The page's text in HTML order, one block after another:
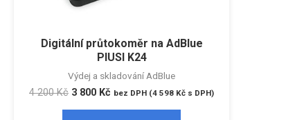
Digitální průtokoměr na AdBlue
PIUSI K24
Výdej a skladování AdBlue
4 200Kč 3 800 Kč bez DPH (4 598 Kč s DPH)